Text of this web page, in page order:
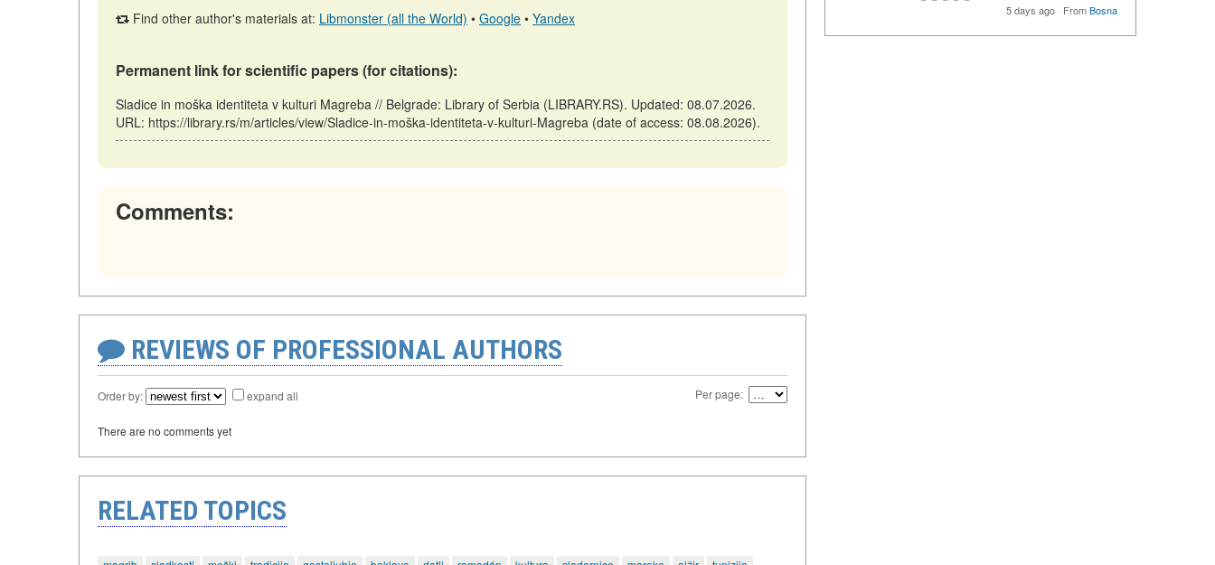
Find other author's materials at: Libmonster (all the World) • Google • Yandex
Permanent link for scientific papers (for citations):
Sladice in moška identiteta v kulturi Magreba // Belgrade: Library of Serbia (LIBRARY.RS). Updated: 08.07.2026.
URL: https://library.rs/m/articles/view/Sladice-in-moška-identiteta-v-kulturi-Magreba (date of access: 08.08.2026).
Comments:
REVIEWS OF PROFESSIONAL AUTHORS
Order by: expand all Per page:
There are no comments yet
RELATED TOPICS
5 days ago · FromBosna